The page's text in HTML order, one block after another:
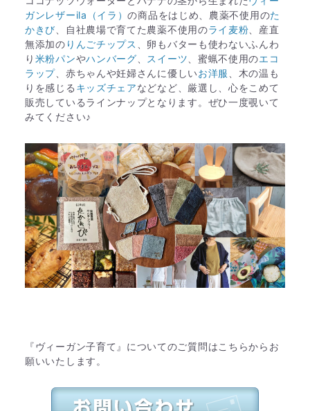
ガンレザーila（イラ）の商品をはじめ、農薬不使用のた
かきび 、自社農場で育てた農薬不使用のライ麦粉 、産直
無添加の りんごチップス
、卵もバターも使わないふんわ
り 米粉パンやハンバーグ スイーツ 、蜜蝋不使用のエコ
ラップ 、赤ちゃんや妊婦さんに優しいお洋服
、木の温も
りを感じる キッズチェアなどなど、厳選し、心をこめて
販売しているラインナップとなります。ぜひ一度覗いて
みてください♪
『ヴィーガン子育て』についてのご質問はこちらからお
願いいたします。